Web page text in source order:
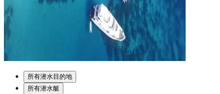
所有潜水目的地
所有潜水艇